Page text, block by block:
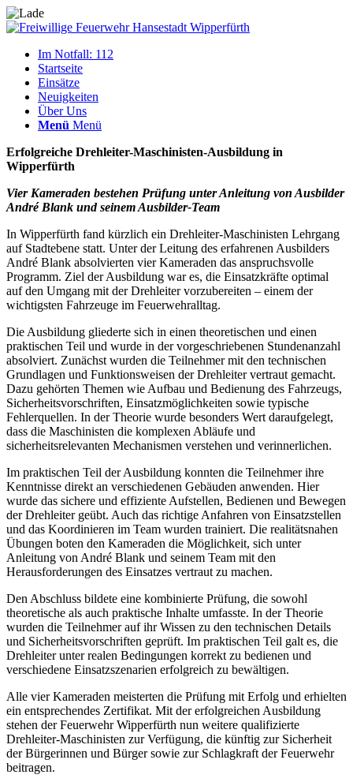
Im Notfall: 112
Startseite
Einsätze
Neuigkeiten
Über Uns
Menü Menü
Erfolgreiche Drehleiter-Maschinisten-Ausbildung in
Wipperfürth
Vier Kameraden bestehen Prüfung unter Anleitung von Ausbilder
André Blank und seinem Ausbilder-Team
In Wipperfürth fand kürzlich ein Drehleiter-Maschinisten Lehrgang
auf Stadtebene statt. Unter der Leitung des erfahrenen Ausbilders
André Blank absolvierten vier Kameraden das anspruchsvolle
Programm. Ziel der Ausbildung war es, die Einsatzkräfte optimal
auf den Umgang mit der Drehleiter vorzubereiten – einem der
wichtigsten Fahrzeuge im Feuerwehralltag.
Die Ausbildung gliederte sich in einen theoretischen und einen
praktischen Teil und wurde in der vorgeschriebenen Stundenanzahl
absolviert. Zunächst wurden die Teilnehmer mit den technischen
Grundlagen und Funktionsweisen der Drehleiter vertraut gemacht.
Dazu gehörten Themen wie Aufbau und Bedienung des Fahrzeugs,
Sicherheitsvorschriften, Einsatzmöglichkeiten sowie typische
Fehlerquellen. In der Theorie wurde besonders Wert daraufgelegt,
dass die Maschinisten die komplexen Abläufe und
sicherheitsrelevanten Mechanismen verstehen und verinnerlichen.
Im praktischen Teil der Ausbildung konnten die Teilnehmer ihre
Kenntnisse direkt an verschiedenen Gebäuden anwenden. Hier
wurde das sichere und effiziente Aufstellen, Bedienen und Bewegen
der Drehleiter geübt. Auch das richtige Anfahren von Einsatzstellen
und das Koordinieren im Team wurden trainiert. Die realitätsnahen
Übungen boten den Kameraden die Möglichkeit, sich unter
Anleitung von André Blank und seinem Team mit den
Herausforderungen des Einsatzes vertraut zu machen.
Den Abschluss bildete eine kombinierte Prüfung, die sowohl
theoretische als auch praktische Inhalte umfasste. In der Theorie
wurden die Teilnehmer auf ihr Wissen zu den technischen Details
und Sicherheitsvorschriften geprüft. Im praktischen Teil galt es, die
Drehleiter unter realen Bedingungen korrekt zu bedienen und
verschiedene Einsatzszenarien erfolgreich zu bewältigen.
Alle vier Kameraden meisterten die Prüfung mit Erfolg und erhielten
ein entsprechendes Zertifikat. Mit der erfolgreichen Ausbildung
stehen der Feuerwehr Wipperfürth nun weitere qualifizierte
Drehleiter-Maschinisten zur Verfügung, die künftig zur Sicherheit
der Bürgerinnen und Bürger sowie zur Schlagkraft der Feuerwehr
beitragen.